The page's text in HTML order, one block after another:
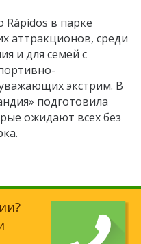
Rápidos в парке
аттракционов, среди
и для семей с
экстрим. В
подготовила
ожидают всех без